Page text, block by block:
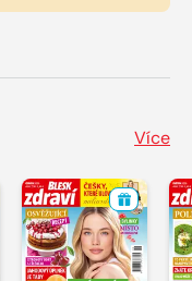
Více